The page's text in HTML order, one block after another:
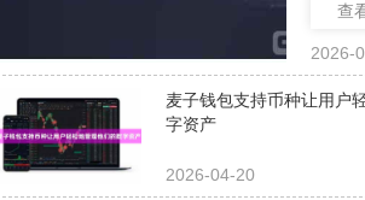
2026-
一款
高效的
查
2026-04-20
麦子钱包支持币种让用户
字资产